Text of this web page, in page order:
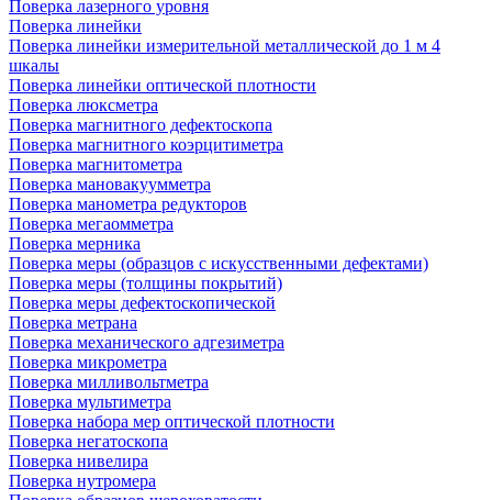
Поверка лазерного уровня
Поверка линейки
Поверка линейки измерительной металлической до 1 м 4
шкалы
Поверка линейки оптической плотности
Поверка люксметра
Поверка магнитного дефектоскопа
Поверка магнитного коэрцитиметра
Поверка магнитометра
Поверка мановакуумметра
Поверка манометра редукторов
Поверка мегаомметра
Поверка мерника
Поверка меры (образцов с искусственными дефектами)
Поверка меры (толщины покрытий)
Поверка меры дефектоскопической
Поверка метрана
Поверка механического адгезиметра
Поверка микрометра
Поверка милливольтметра
Поверка мультиметра
Поверка набора мер оптической плотности
Поверка негатоскопа
Поверка нивелира
Поверка нутромера